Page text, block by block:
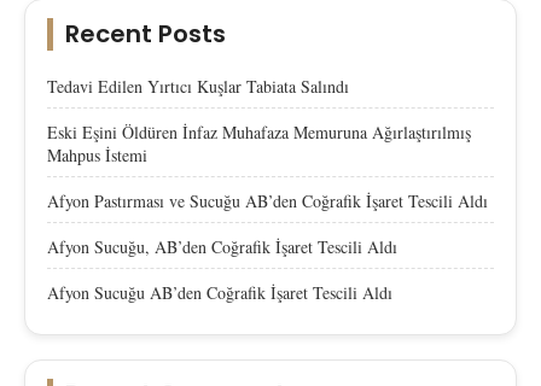
Recent Posts
Tedavi Edilen Yırtıcı Kuşlar Tabiata Salındı
Eski Eşini Öldüren İnfaz Muhafaza Memuruna Ağırlaştırılmış
Mahpus İstemi
Afyon Pastırması ve Sucuğu AB’den Coğrafik İşaret Tescili Aldı
Afyon Sucuğu, AB’den Coğrafik İşaret Tescili Aldı
Afyon Sucuğu AB’den Coğrafik İşaret Tescili Aldı